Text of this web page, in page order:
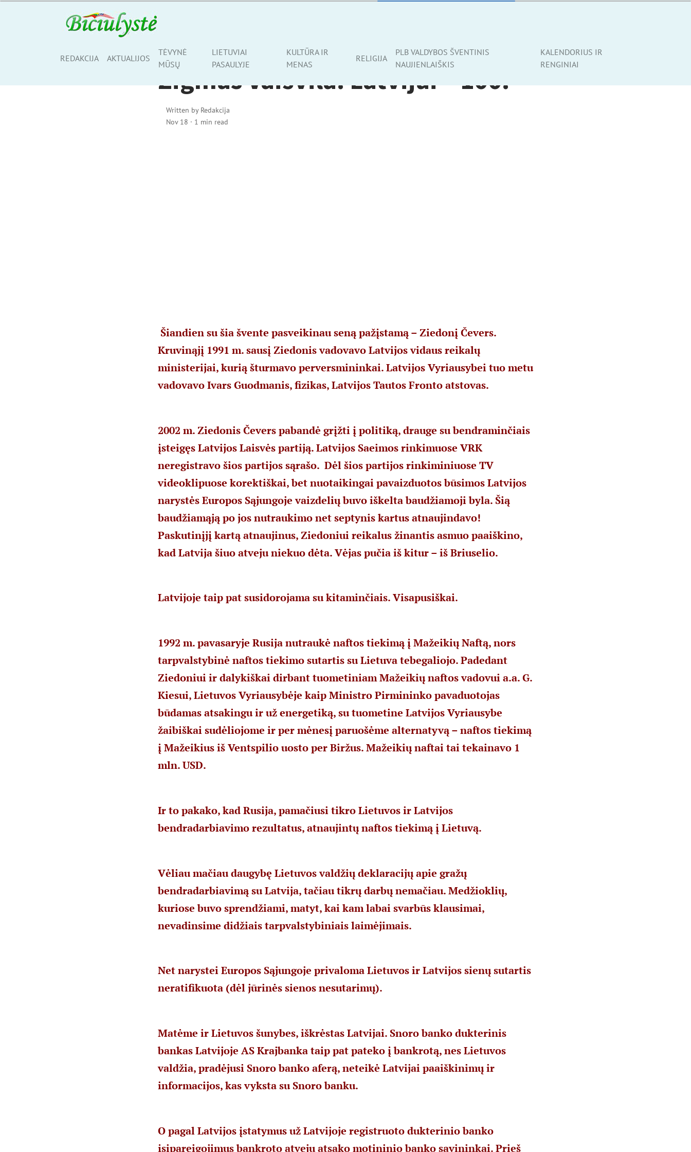
REDAKCIJA AKTUALIJOS
TĖVYNĖ
MŪSŲ
LIETUVIAI
PASAULYJE
KULTŪRA IR
MENAS
RELIGIJA
PLB VALDYBOS ŠVENTINIS
NAUJIENLAIŠKIS
KALENDORIUS IR
RENGINIAI
AKTUALIJOS
Zigmas Vaišvila. Latvijai – 100.
Written by Redakcija
Nov 18 · 1 min read
Šiandien su šia švente pasveikinau seną pažįstamą – Ziedonį Čevers.
Kruvinąjį 1991 m. sausį Ziedonis vadovavo Latvijos vidaus reikalų
ministerijai, kurią šturmavo perversmininkai. Latvijos Vyriausybei tuo metu
vadovavo Ivars Guodmanis, fizikas, Latvijos Tautos Fronto atstovas.
2002 m. Ziedonis Čevers pabandė grįžti į politiką, drauge su bendraminčiais
įsteigęs Latvijos Laisvės partiją. Latvijos Saeimos rinkimuose VRK
neregistravo šios partijos sąrašo. Dėl šios partijos rinkiminiuose TV
videoklipuose korektiškai, bet nuotaikingai pavaizduotos būsimos Latvijos
narystės Europos Sąjungoje vaizdelių buvo iškelta baudžiamoji byla. Šią
baudžiamąją po jos nutraukimo net septynis kartus atnaujindavo!
Paskutinįjį kartą atnaujinus, Ziedoniui reikalus žinantis asmuo paaiškino,
kad Latvija šiuo atveju niekuo dėta. Vėjas pučia iš kitur – iš Briuselio.
Latvijoje taip pat susidorojama su kitaminčiais. Visapusiškai.
1992 m. pavasaryje Rusija nutraukė naftos tiekimą į Mažeikių Naftą, nors
tarpvalstybinė naftos tiekimo sutartis su Lietuva tebegaliojo. Padedant
Ziedoniui ir dalykiškai dirbant tuometiniam Mažeikių naftos vadovui a.a. G.
Kiesui, Lietuvos Vyriausybėje kaip Ministro Pirmininko pavaduotojas
būdamas atsakingu ir už energetiką, su tuometine Latvijos Vyriausybe
žaibiškai sudėliojome ir per mėnesį paruošėme alternatyvą – naftos tiekimą
į Mažeikius iš Ventspilio uosto per Biržus. Mažeikių naftai tai tekainavo 1
mln. USD.
Ir to pakako, kad Rusija, pamačiusi tikro Lietuvos ir Latvijos
bendradarbiavimo rezultatus, atnaujintų naftos tiekimą į Lietuvą.
Vėliau mačiau daugybę Lietuvos valdžių deklaracijų apie gražų
bendradarbiavimą su Latvija, tačiau tikrų darbų nemačiau. Medžioklių,
kuriose buvo sprendžiami, matyt, kai kam labai svarbūs klausimai,
nevadinsime didžiais tarpvalstybiniais laimėjimais.
Net narystei Europos Sąjungoje privaloma Lietuvos ir Latvijos sienų sutartis
neratifikuota (dėl jūrinės sienos nesutarimų).
Matėme ir Lietuvos šunybes, iškrėstas Latvijai. Snoro banko dukterinis
bankas Latvijoje AS Krajbanka taip pat pateko į bankrotą, nes Lietuvos
valdžia, pradėjusi Snoro banko aferą, neteikė Latvijai paaiškinimų ir
informacijos, kas vyksta su Snoro banku.
O pagal Latvijos įstatymus už Latvijoje registruoto dukterinio banko
įsipareigojimus bankroto atveju atsako motininio banko savininkai. Prieš
Share